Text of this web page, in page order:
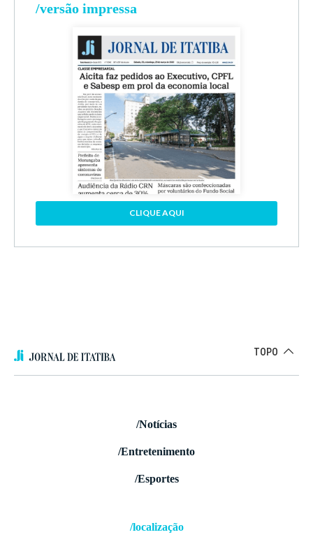
/versão impressa
CLIQUE AQUI
TOPO
/Notícias
/Entretenimento
/Esportes
/localização